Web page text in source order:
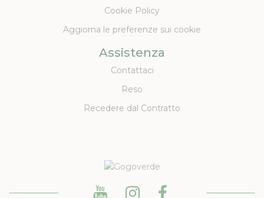
Cookie Policy
Aggiorna le preferenze sui cookie
Assistenza
Contattaci
Reso
Recedere dal Contratto